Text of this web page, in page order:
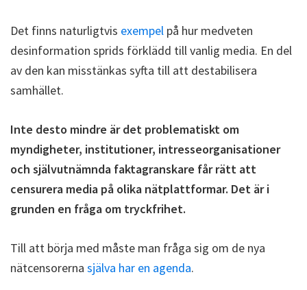
Det finns naturligtvis exempel på hur medveten
desinformation sprids förklädd till vanlig media. En del
av den kan misstänkas syfta till att destabilisera
samhället.
Inte desto mindre är det problematiskt om
myndigheter, institutioner, intresseorganisationer
och självutnämnda faktagranskare får rätt att
censurera media på olika nätplattformar. Det är i
grunden en fråga om tryckfrihet.
Till att börja med måste man fråga sig om de nya
nätcensorerna själva har en agenda.